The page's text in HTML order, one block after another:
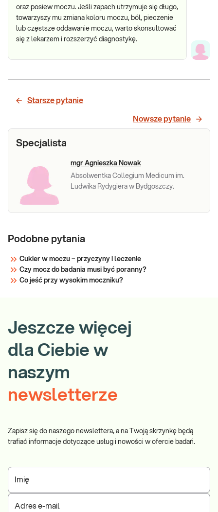
oraz posiew moczu. Jeśli zapach utrzymuje się długo,
towarzyszy mu zmiana koloru moczu, ból, pieczenie
lub częstsze oddawanie moczu, warto skonsultować
się z lekarzem i rozszerzyć diagnostykę.
Starsze pytanie
Nowsze pytanie
Specjalista
mgr Agnieszka Nowak
Absolwentka Collegium Medicum im.
Ludwika Rydygiera w Bydgoszczy.
Podobne pytania
Cukier w moczu – przyczyny i leczenie
Czy mocz do badania musi być poranny?
Co jeść przy wysokim moczniku?
Jeszcze więcej
dla Ciebie w
naszym
newsletterze
Zapisz się do naszego newslettera, a na Twoją skrzynkę będą
trafiać informacje dotyczące usług i nowości w ofercie badań.
Imię
Adres e-mail